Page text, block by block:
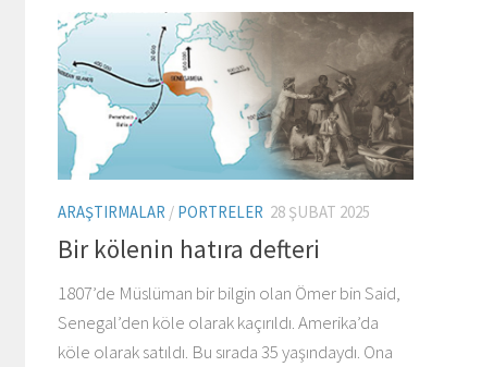
ARAŞTIRMALAR / PORTRELER 28 ŞUBAT 2025
Bir kölenin hatıra defteri
1807’de Müslüman bir bilgin olan Ömer bin Said,
Senegal’den köle olarak kaçırıldı. Amerika’da
köle olarak satıldı. Bu sırada 35 yaşındaydı. Ona